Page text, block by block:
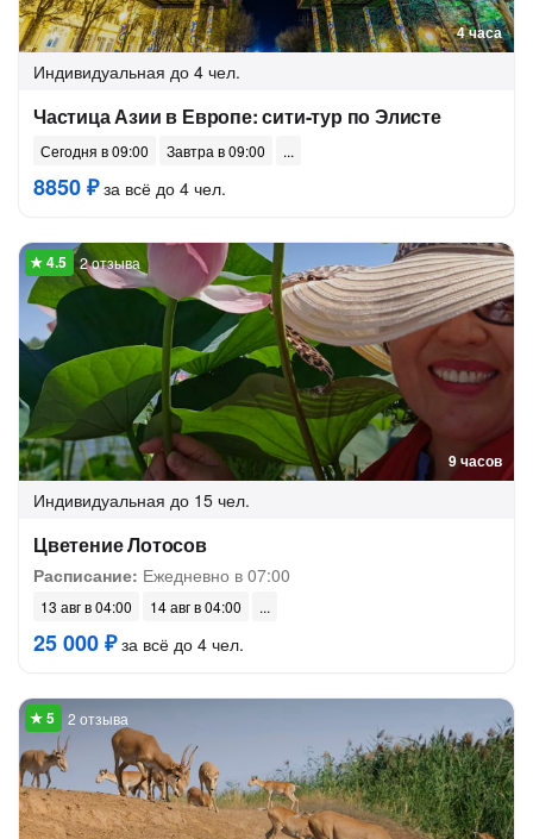
4 часа
Индивидуальная до 4 чел.
Частица Азии в Европе: сити-тур по Элисте
Сегодня в 09:00 Завтра в 09:00
8850 ₽за всё до 4 чел.
9 часов
2 отзыва
Индивидуальная до 15 чел.
Цветение Лотосов
Расписание: Ежедневно в 07:00
13 авг в 04:00 14 авг в 04:00
25 000 ₽за всё до 4 чел.
2 отзыва